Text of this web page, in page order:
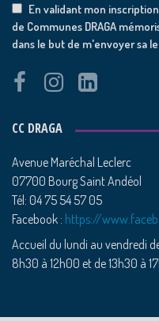
En validant mon
de Communes DRAGA
dans le but de m'envoyer sa
CC DRAGA
Avenue Maréchal Leclerc
07700 Bourg Saint Andéol
Tél: 04 75 54 57 05
Facebook : https://
Accueil du lundi au vendredi
8h30 à 12h00 et de 13h30 à